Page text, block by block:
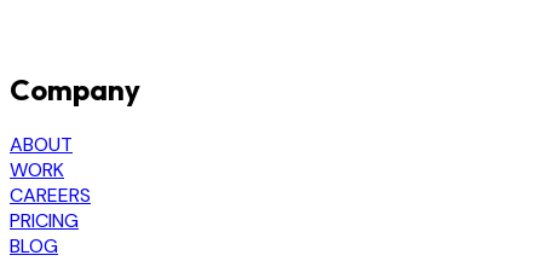
Company
ABOUT
WORK
CAREERS
PRICING
BLOG